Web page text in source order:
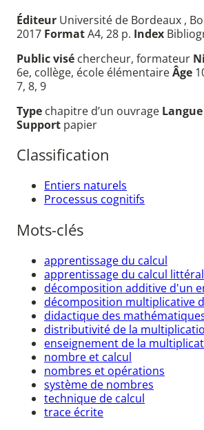
Éditeur Université de Bordeaux ,
2017 FormatA4, 28 p. Index
Public visé chercheur, formateur
6e, collège, école élémentaireÂge
7, 8, 9
Type chapitre d’un ouvrage Langue
Support papier
Classification
Entiers naturels
Processus cognitifs
Mots-clés
apprentissage du calcul
apprentissage du calcul littéral
décomposition additive d'un
décomposition multiplicative
didactique des
distributivité de la
enseignement de la
nombre et calcul
nombres et opérations
système de nombres
technique de calcul
trace écrite